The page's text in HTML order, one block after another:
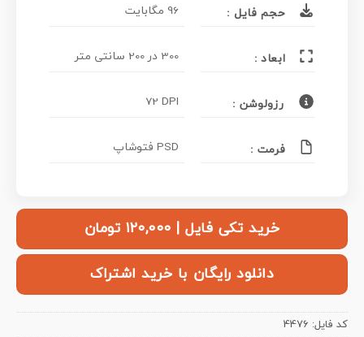
حجم فایل : 96 مگابایت
ابعاد : 300 در 200 سانتی متر
رزولوشن : 72 DPI
فرمت : PSD فتوشاپ
خرید تکی فایل | ۱۲۰,۰۰۰ تومان
دانلود رایگان با خرید اشتراک
کد فایل: 4476